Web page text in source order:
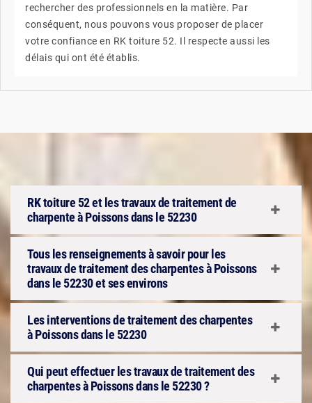
rechercher des professionnels en la matière. Par
conséquent, nous pouvons vous proposer de placer
votre confiance en RK toiture 52. Il respecte aussi les
délais qui ont été établis.
RK toiture 52 et les travaux de traitement de
charpente à Poissons dans le 52230
Tous les renseignements à savoir pour les
travaux de traitement des charpentes à Poissons
dans le 52230 et ses environs
Les interventions de traitement des charpentes
à Poissons dans le 52230
Qui peut effectuer les travaux de traitement des
charpentes à Poissons dans le 52230 ?